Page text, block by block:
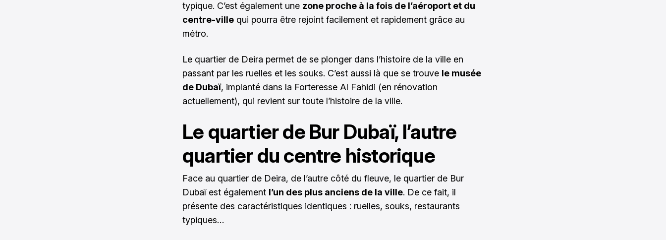
typique. C’est également une zone proche à la fois de l’aéroport et du
centre-ville qui pourra être rejoint facilement et rapidement grâce au
métro.
Le quartier de Deira permet de se plonger dans l’histoire de la ville en
passant par les ruelles et les souks. C’est aussi là que se trouve le musée
de Dubaï, implanté dans la Forteresse Al Fahidi (en rénovation
actuellement), qui revient sur toute l’histoire de la ville.
Le quartier de Bur Dubaï, l’autre
quartier du centre historique
Face au quartier de Deira, de l’autre côté du fleuve, le quartier de Bur
Dubaï est également l’un des plus anciens de la ville. De ce fait, il
présente des caractéristiques identiques : ruelles, souks, restaurants
typiques…